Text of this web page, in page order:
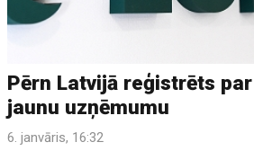
Pērn Latvijā reģistrēts
jaunu uzņēmumu
6. janvāris, 16:32